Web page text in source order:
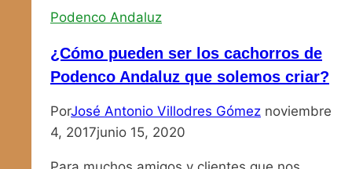
Podenco Andaluz
¿Cómo pueden ser los cachorros de
Podenco Andaluz que solemos criar?
PorJosé Antonio Villodres Gómez noviembre
4, 2017junio 15, 2020